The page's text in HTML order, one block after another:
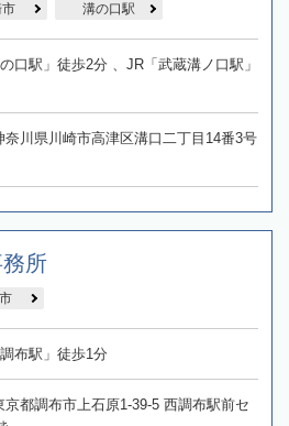
市 溝の口駅
口駅」徒歩2分 、JR「武蔵溝ノ口駅」
奈川県川崎市高津区溝口二丁目14番3号
所
布駅」徒歩1分
京都調布市上石原1-39-5 西調布駅前セ